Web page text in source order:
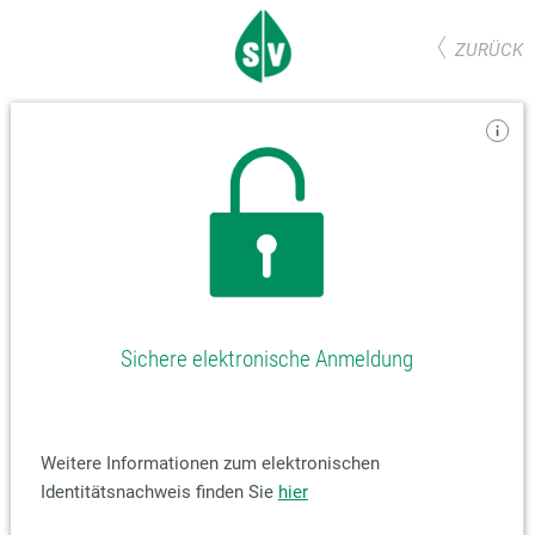
ZURÜCK
Sichere elektronische Anmeldung
Weitere Informationen zum elektronischen
Identitätsnachweis finden Sie hier